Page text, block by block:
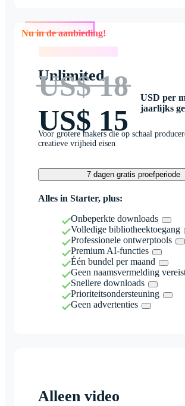
Nu in de aanbieding!
Unlimited
US$ 18
US$ 15
USD per
jaarlijks
Voor grotere makers die op schaal
creatieve vrijheid eisen
7 dagen gratis proefperiode
Alles in Starter, plus:
Onbeperkte downloads
Volledige bibliotheektoegang
Professionele ontwerptools
Premium AI-functies
Één bundel per maand
Geen naamsvermelding
Snellere downloads
Prioriteitsondersteuning
Geen advertenties
Alleen video